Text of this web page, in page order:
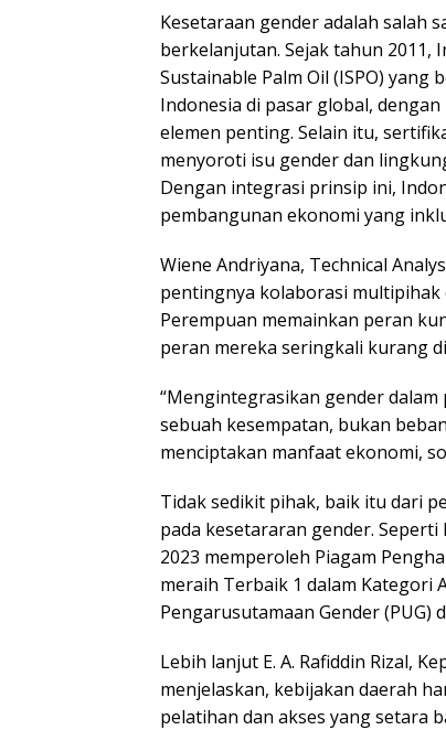
Kesetaraan gender adalah salah
berkelanjutan. Sejak tahun 2011,
Sustainable Palm Oil (ISPO)
Indonesia di pasar global,
elemen penting. Selain itu,
menyoroti isu gender dan
Dengan integrasi prinsip ini,
pembangunan ekonomi yang
Wiene Andriyana, Technical
pentingnya kolaborasi multipihak
Perempuan memainkan peran
peran mereka seringkali kurang
“Mengintegrasikan gender
sebuah kesempatan, bukan
menciptakan manfaat ekonomi,
Tidak sedikit pihak, baik itu dari
pada kesetararan gender.
2023 memperoleh Piagam
meraih Terbaik 1 dalam Kategori
Pengarusutamaan Gender
Lebih lanjut E. A. Rafiddin Rizal,
menjelaskan, kebijakan daerah
pelatihan dan akses yang setara